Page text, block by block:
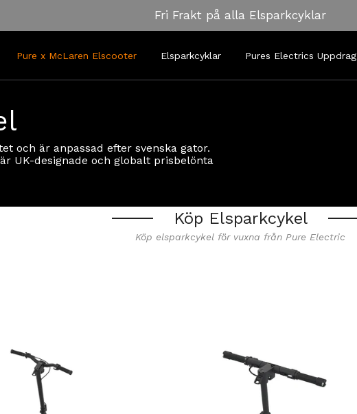
Fri Frakt på alla Elsparkcyklar
Pure x McLaren Elscooter Elsparkcyklar Pures Electrics Uppdrag
och är anpassad efter svenska gator.
UK-designade och globalt prisbelönta
Köp Elsparkcykel
Köp elsparkcykel för vuxna från Pure Electric